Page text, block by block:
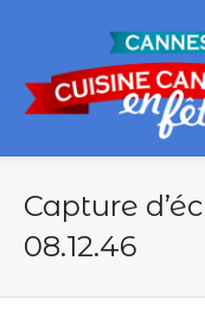
Capture
08.12.46